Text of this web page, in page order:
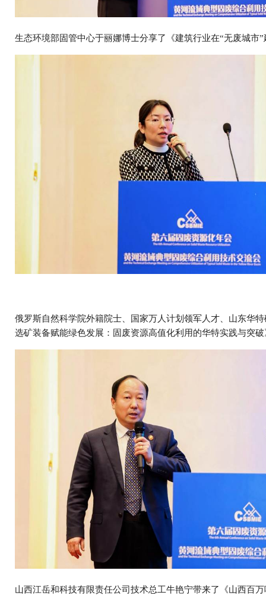
生态环境部固管中心于丽娜博士分享了《建筑行业在“无废城市
俄罗斯自然科学院外籍院士、国家万人计划领军人才、山东华
选矿装备赋能绿色发展：固废资源高值化利用的华特实践与突破
山西江岳和科技有限责任公司技术总工牛艳宁带来了《山西百